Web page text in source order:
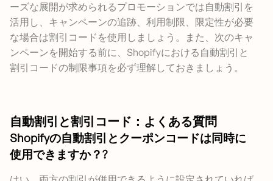
ーズな展開が求められるプロモーションでは自動割引を
活用し、キャンペーンの追跡、利用制限、限定性が必要
な場合は割引コードを使用しましょう。また、次のキャ
ンペーンを開始する前に、Shopifyにおける自動割引と
割引コードの制限事項を必ず理解しておきましょう。
自動割引と割引コード：よくある質問
Shopifyの自動割引とクーポンコードは同時に
使用できますか？?